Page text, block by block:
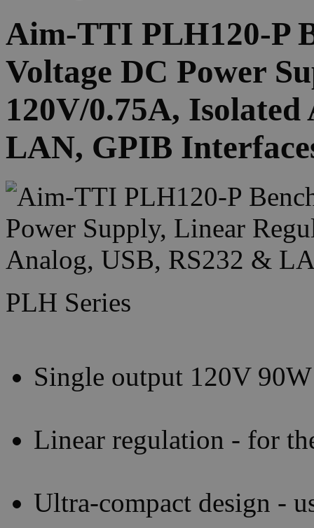
Aim-TTI PLH120-P
Voltage DC Power
120V/0.75A,
LAN, GPIB
PLH Series
Single output 120V
Linear regulation - for
Ultra-compact design -